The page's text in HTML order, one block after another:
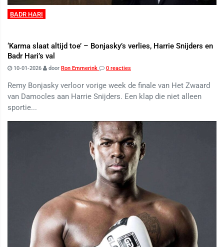
BADR HARI
‘Karma slaat altijd toe’ – Bonjasky’s verlies, Harrie Snijders en
Badr Hari’s val
10-01-2026 door Ron Emmerink 0 reacties
Remy Bonjasky verloor vorige week de finale van Het Zwaard
van Damocles aan Harrie Snijders. Een klap die niet alleen
sportie...